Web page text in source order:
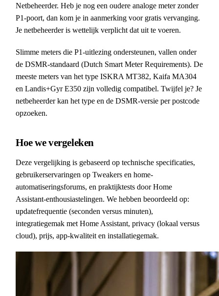
Netbeheerder. Heb je nog een oudere analoge meter zonder
P1-poort, dan kom je in aanmerking voor gratis vervanging.
Je netbeheerder is wettelijk verplicht dat uit te voeren.
Slimme meters die P1-uitlezing ondersteunen, vallen onder
de DSMR-standaard (Dutch Smart Meter Requirements). De
meeste meters van het type ISKRA MT382, Kaifa MA304
en Landis+Gyr E350 zijn volledig compatibel. Twijfel je? Je
netbeheerder kan het type en de DSMR-versie per postcode
opzoeken.
Hoe we vergeleken
Deze vergelijking is gebaseerd op technische specificaties,
gebruikerservaringen op Tweakers en home-
automatiseringsforums, en praktijktests door Home
Assistant-enthousiastelingen. We hebben beoordeeld op:
updatefrequentie (seconden versus minuten),
integratiegemak met Home Assistant, privacy (lokaal versus
cloud), prijs, app-kwaliteit en installatiegemak.